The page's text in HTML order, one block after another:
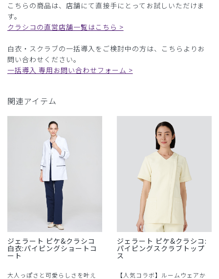
こちらの商品は、店舗にて直接手にとってお試しいただけま
す。
クラシコの直営店舗一覧はこちら >
白衣・スクラブの一括導入をご検討中の方は、こちらよりお
問い合わせください。
一括導入 専用お問い合わせフォーム >
関連アイテム
ジェラート ピケ&クラシコ
白衣:パイピングショートコ
ート
大人っぽさと可愛らしさを叶え
ジェラート ピケ&クラシコ:
パイピングスクラブトップ
ス
【人気コラボ】ルームウェアか